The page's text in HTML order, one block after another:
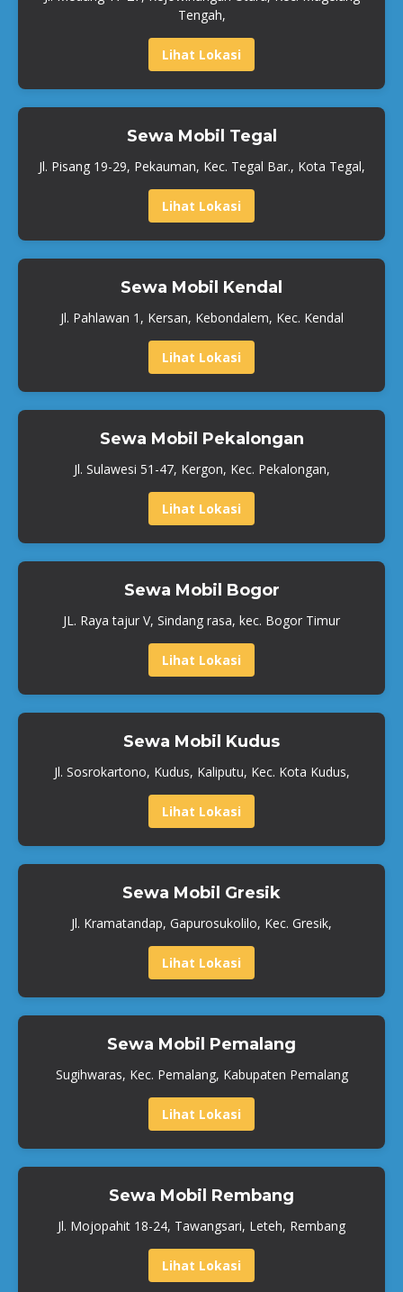
Tengah,
Lihat Lokasi
Sewa Mobil Tegal
Jl. Pisang 19-29, Pekauman, Kec. Tegal Bar., Kota Tegal,
Lihat Lokasi
Sewa Mobil Kendal
Jl. Pahlawan 1, Kersan, Kebondalem, Kec. Kendal
Lihat Lokasi
Sewa Mobil Pekalongan
Jl. Sulawesi 51-47, Kergon, Kec. Pekalongan,
Lihat Lokasi
Sewa Mobil Bogor
JL. Raya tajur V, Sindang rasa, kec. Bogor Timur
Lihat Lokasi
Sewa Mobil Kudus
Jl. Sosrokartono, Kudus, Kaliputu, Kec. Kota Kudus,
Lihat Lokasi
Sewa Mobil Gresik
Jl. Kramatandap, Gapurosukolilo, Kec. Gresik,
Lihat Lokasi
Sewa Mobil Pemalang
Sugihwaras, Kec. Pemalang, Kabupaten Pemalang
Lihat Lokasi
Sewa Mobil Rembang
Jl. Mojopahit 18-24, Tawangsari, Leteh, Rembang
Lihat Lokasi